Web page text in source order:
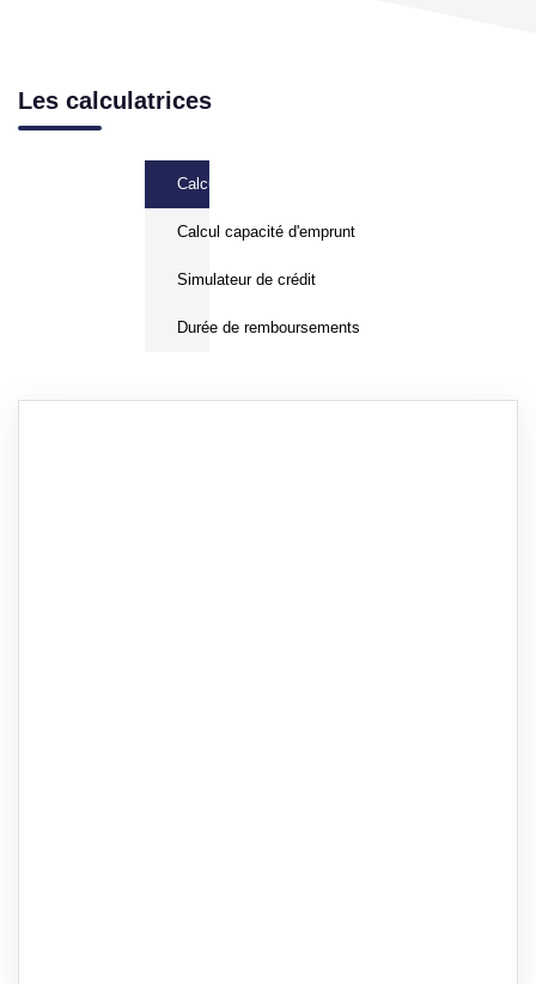
Les calculatrices
Calcul Frais de notaire
Calcul capacité d'emprunt
Simulateur de crédit
Durée de remboursements